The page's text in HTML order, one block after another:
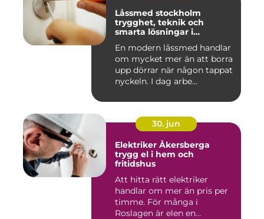
Låssmed stockholm
trygghet, teknik och
smarta lösningar i
En modern låssmed handlar
om mycket mer än att borra
upp dörrar när någon tappat
nyckeln. I dag arbe...
30. jun
Elektriker Åkersberga
trygg el i hem och
fritidshus
Att hitta rätt elektriker
handlar om mer än pris per
timme. För många i
Roslagen är elen en